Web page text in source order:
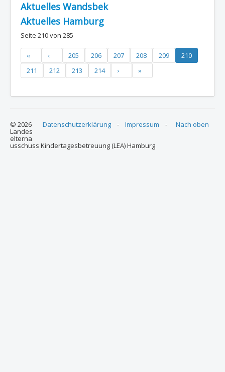
Aktuelles Wandsbek
Aktuelles Hamburg
Seite 210 von 285
205 206 207 208 209
210
211
212 213 214
Nach oben
Datenschutzerklärung - Impressum -
© 2026
Landes
elterna
usschuss Kindertagesbetreuung (LEA) Hamburg